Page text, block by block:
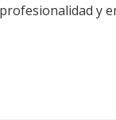
y